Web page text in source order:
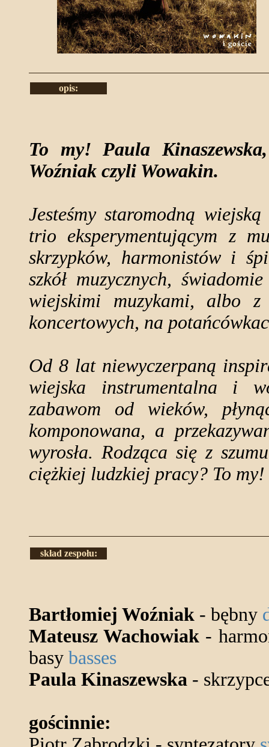
opis:
To my! Paula
Woźniak czyli Wowakin.
Jesteśmy staromodną
trio eksperymentującym z
skrzypków, harmonistów i
szkół muzycznych,
wiejskimi muzykami, albo
koncertowych, na
Od 8 lat niewyczerpaną
wiejska instrumentalna i
zabawom od wieków,
komponowana, a
wyrosła. Rodząca się z
ciężkiej ludzkiej pracy? To my!
skład zespołu:
Bartłomiej Woźniak - bębny
Mateusz Wachowiak -
basy basses
Paula Kinaszewska -
gościnnie: